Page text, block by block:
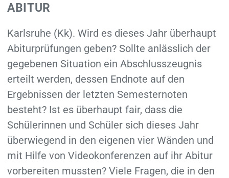
ABITUR
Karlsruhe (Kk). Wird es dieses Jahr überhaupt
Abiturprüfungen geben? Sollte anlässlich der
gegebenen Situation ein Abschlusszeugnis
erteilt werden, dessen Endnote auf den
Ergebnissen der letzten Semesternoten
besteht? Ist es überhaupt fair, dass die
Schülerinnen und Schüler sich dieses Jahr
überwiegend in den eigenen vier Wänden und
mit Hilfe von Videokonferenzen auf ihr Abitur
vorbereiten mussten? Viele Fragen, die in den